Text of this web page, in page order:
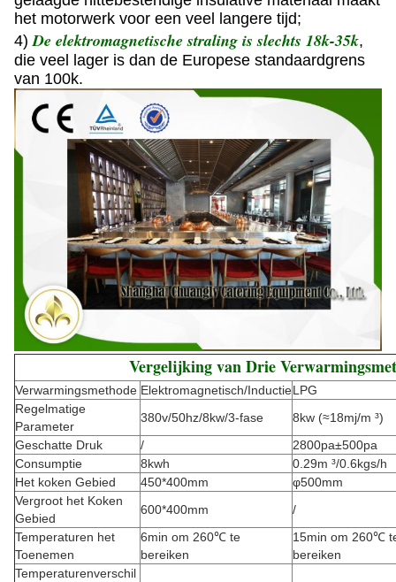
het motorwerk voor een veel langere tijd;
4)De elektromagnetische straling is slechts 18k-35k,
die veel lager is dan de Europese standaardgrens
van 100k.
Vergelijking van Drie
Verwarmingsmethode Elektromagnetisch/InductieLPG
Regelmatige
Parameter
380v/50hz/8kw/3-fase
8kw (≈18mj/m ³)
Geschatte Druk
/
2800pa±500pa
Consumptie
8kwh
0.29m ³/0.6kgs/h
Het koken Gebied
450*400mm
φ500mm
Vergroot het Koken
Gebied
600*400mm
/
Temperaturen het
Toenemen
6min om 260℃ te
bereiken
15min om 260℃
bereiken
Temperaturenverschil